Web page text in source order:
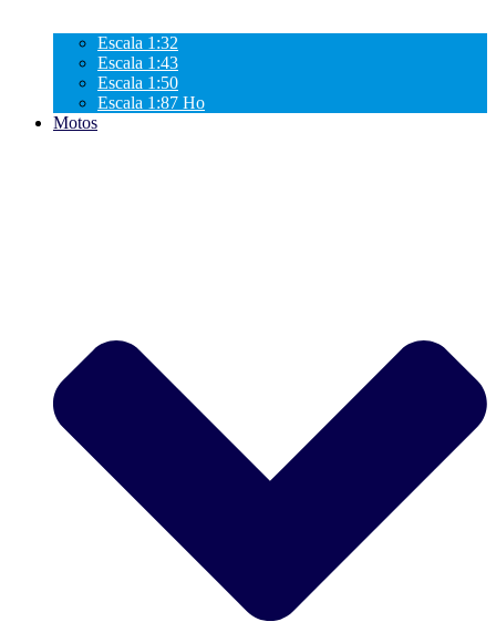
Escala 1:32
Escala 1:43
Escala 1:50
Escala 1:87 Ho
Motos